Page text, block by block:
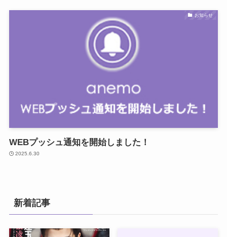
お知らせ
WEBプッシュ通知を開始しました！
2025.6.30
新着記事